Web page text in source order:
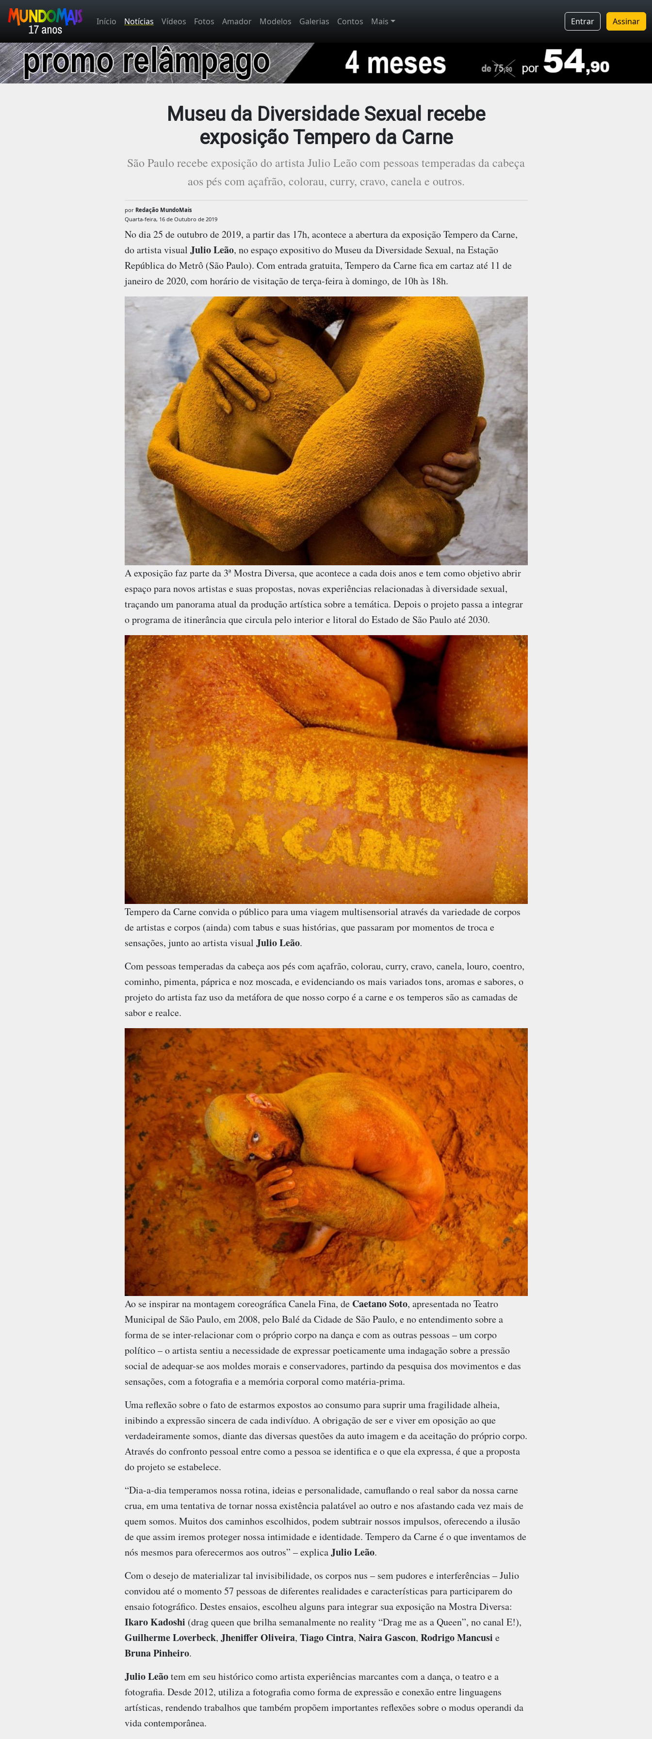
Início Notícias Vídeos Fotos Amador Modelos Galerias Contos Mais Entrar Assinar
Museu da Diversidade Sexual recebe
exposição Tempero da Carne
São Paulo recebe exposição do artista Julio Leão com pessoas temperadas da cabeça
aos pés com açafrão, colorau, curry, cravo, canela e outros.
por Redação MundoMais
Quarta-feira, 16 de Outubro de 2019
No dia 25 de outubro de 2019, a partir das 17h, acontece a abertura da exposição Tempero da Carne,
do artista visual Julio Leão, no espaço expositivo do Museu da Diversidade Sexual, na Estação
República do Metrô (São Paulo). Com entrada gratuita, Tempero da Carne fica em cartaz até 11 de
janeiro de 2020, com horário de visitação de terça-feira à domingo, de 10h às 18h.
A exposição faz parte da 3ª Mostra Diversa, que acontece a cada dois anos e tem como objetivo abrir
espaço para novos artistas e suas propostas, novas experiências relacionadas à diversidade sexual,
traçando um panorama atual da produção artística sobre a temática. Depois o projeto passa a integrar
o programa de itinerância que circula pelo interior e litoral do Estado de São Paulo até 2030.
Tempero da Carne convida o público para uma viagem multisensorial através da variedade de corpos
de artistas e corpos (ainda) com tabus e suas histórias, que passaram por momentos de troca e
sensações, junto ao artista visual Julio Leão.
Com pessoas temperadas da cabeça aos pés com açafrão, colorau, curry, cravo, canela, louro, coentro,
cominho, pimenta, páprica e noz moscada, e evidenciando os mais variados tons, aromas e sabores, o
projeto do artista faz uso da metáfora de que nosso corpo é a carne e os temperos são as camadas de
sabor e realce.
Ao se inspirar na montagem coreográfica Canela Fina, de Caetano Soto, apresentada no Teatro
Municipal de São Paulo, em 2008, pelo Balé da Cidade de São Paulo, e no entendimento sobre a
forma de se inter-relacionar com o próprio corpo na dança e com as outras pessoas – um corpo
político – o artista sentiu a necessidade de expressar poeticamente uma indagação sobre a pressão
social de adequar-se aos moldes morais e conservadores, partindo da pesquisa dos movimentos e das
sensações, com a fotografia e a memória corporal como matéria-prima.
Uma reflexão sobre o fato de estarmos expostos ao consumo para suprir uma fragilidade alheia,
inibindo a expressão sincera de cada indivíduo. A obrigação de ser e viver em oposição ao que
verdadeiramente somos, diante das diversas questões da auto imagem e da aceitação do próprio corpo.
Através do confronto pessoal entre como a pessoa se identifica e o que ela expressa, é que a proposta
do projeto se estabelece.
“Dia-a-dia temperamos nossa rotina, ideias e personalidade, camuflando o real sabor da nossa carne
crua, em uma tentativa de tornar nossa existência palatável ao outro e nos afastando cada vez mais de
quem somos. Muitos dos caminhos escolhidos, podem subtrair nossos impulsos, oferecendo a ilusão
de que assim iremos proteger nossa intimidade e identidade. Tempero da Carne é o que inventamos de
nós mesmos para oferecermos aos outros” – explicaJulio Leão.
Com o desejo de materializar tal invisibilidade, os corpos nus – sem pudores e interferências – Julio
convidou até o momento 57 pessoas de diferentes realidades e características para participarem do
ensaio fotográfico. Destes ensaios, escolheu alguns para integrar sua exposição na Mostra Diversa:
Ikaro Kadoshi (drag queen que brilha semanalmente no reality “Drag me as a Queen”, no canal E!),
Guilherme Loverbeck, Jheniffer Oliveira, Tiago Cintra, Naira Gascon, Rodrigo Mancusi e
Bruna Pinheiro.
Julio Leãotem em seu histórico como artista experiências marcantes com a dança, o teatro e a
fotografia. Desde 2012, utiliza a fotografia como forma de expressão e conexão entre linguagens
artísticas, rendendo trabalhos que também propõem importantes reflexões sobre o modus operandi da
vida contemporânea.